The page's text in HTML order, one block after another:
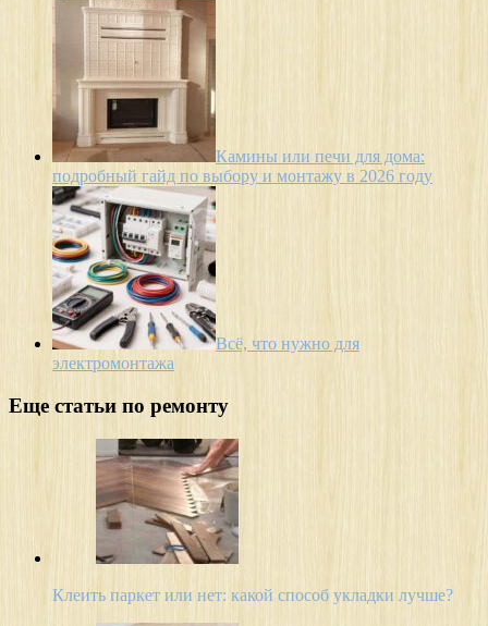
Камины или печи для дома:
подробный гайд по выбору и монтажу в 2026 году
Всё, что нужно для
электромонтажа
Еще статьи по ремонту
Клеить паркет или нет: какой способ укладки лучше?